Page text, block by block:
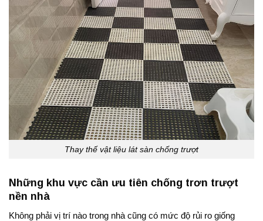
Thay thế vật liệu lát sàn chống trượt
Những khu vực cần ưu tiên chống trơn trượt
nền nhà
Không phải vị trí nào trong nhà cũng có mức độ rủi ro giống